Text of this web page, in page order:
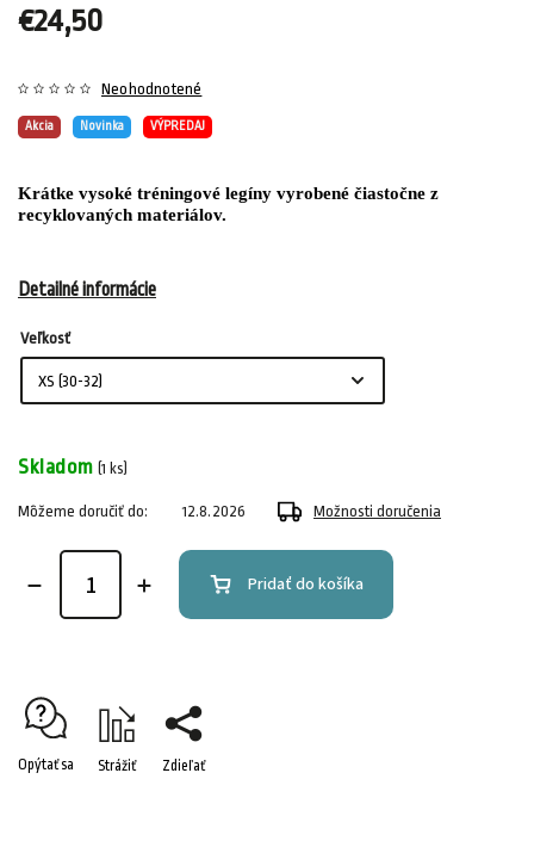
€24,50
Akcia Novinka VÝPREDAJ
Neohodnotené
Krátke vysoké tréningové legíny vyrobené čiastočne z
recyklovaných materiálov.
Detailné informácie
Veľkosť
Skladom (1 ks)
Môžeme doručiť do: 12.8.2026 Možnosti doručenia
Pridať do košíka
Opýtať sa Strážiť Zdieľať